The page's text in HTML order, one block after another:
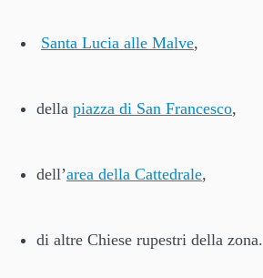
Santa Lucia alle Malve,
della piazza di San Francesco,
dell’area della Cattedrale,
di altre Chiese rupestri della zona.